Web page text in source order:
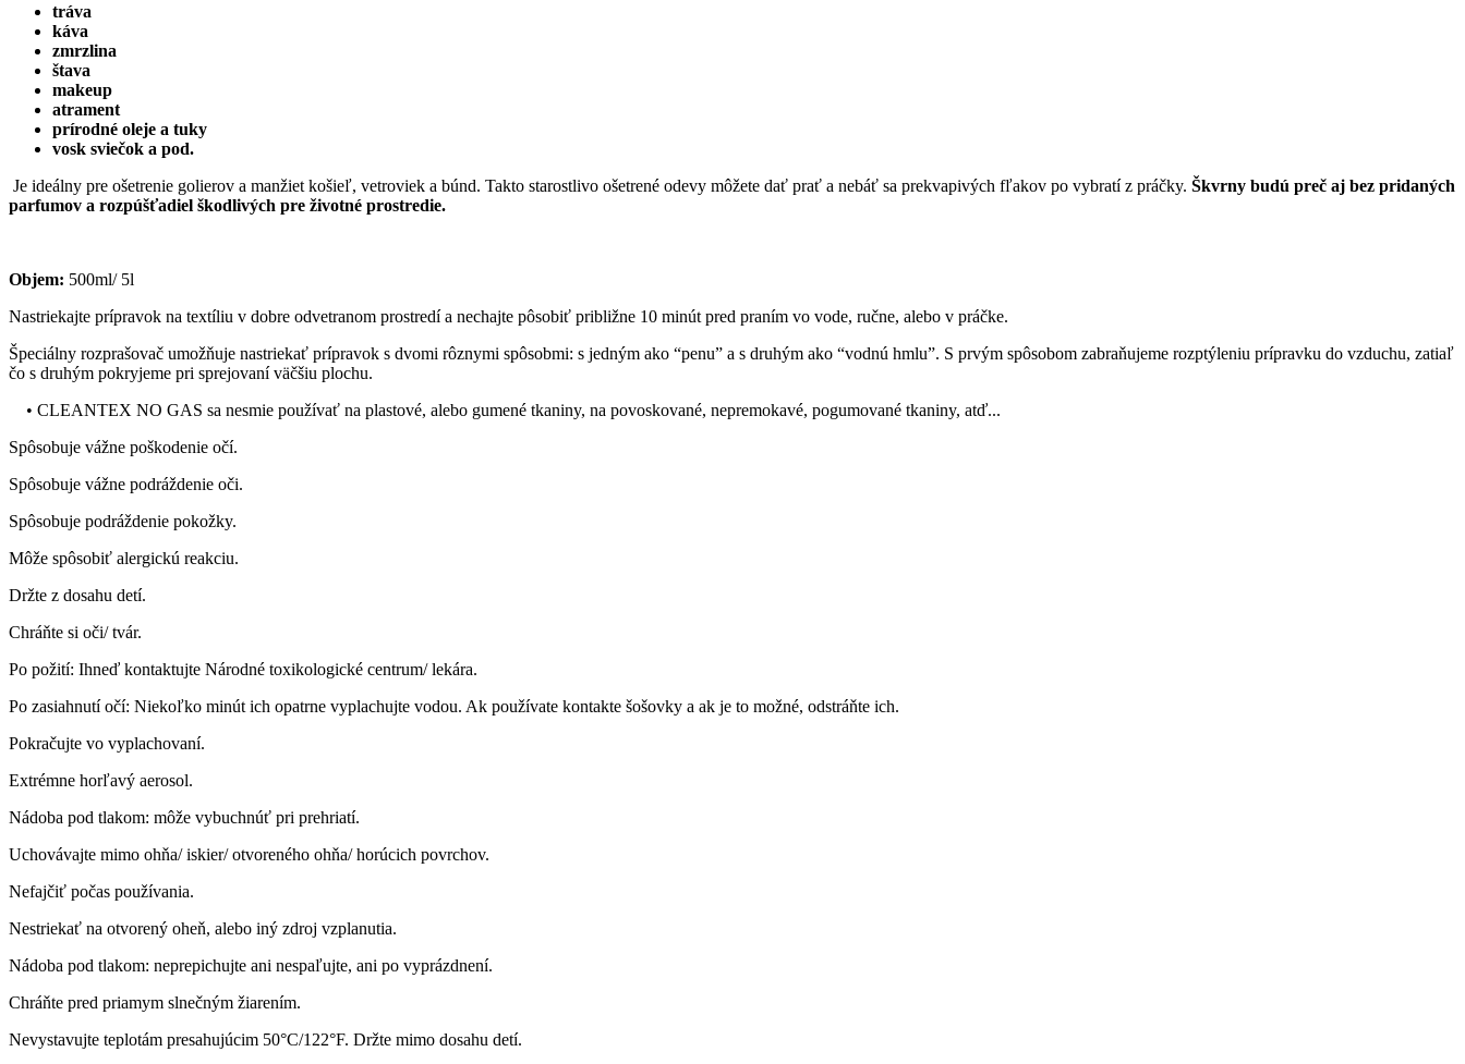
tráva
káva
zmrzlina
štava
makeup
atrament
prírodné oleje a tuky
vosk sviečok a pod.
Je ideálny pre ošetrenie golierov a manžiet košieľ, vetroviek a búnd. Takto starostlivo ošetrené odevy môžete dať prať a nebáť sa prekvapivých fľakov po vybratí z práčky. Škvrny budú preč aj bez pridaných
parfumov a rozpúšťadiel škodlivých pre životné prostredie.
Objem: 500ml/ 5l
Nastriekajte prípravok na textíliu v dobre odvetranom prostredí a nechajte pôsobiť približne 10 minút pred praním vo vode, ručne, alebo v práčke.
Špeciálny rozprašovač umožňuje nastriekať prípravok s dvomi rôznymi spôsobmi: s jedným ako “penu” a s druhým ako “vodnú hmlu”. S prvým spôsobom zabraňujeme rozptýleniu prípravku do vzduchu, zatiaľ
čo s druhým pokryjeme pri sprejovaní väčšiu plochu.
• CLEANTEX NO GAS sa nesmie používať na plastové, alebo gumené tkaniny, na povoskované, nepremokavé, pogumované tkaniny, atď...
Spôsobuje vážne poškodenie očí.
Spôsobuje vážne podráždenie oči.
Spôsobuje podráždenie pokožky.
Môže spôsobiť alergickú reakciu.
Držte z dosahu detí.
Chráňte si oči/ tvár.
Po požití: Ihneď kontaktujte Národné toxikologické centrum/ lekára.
Po zasiahnutí očí: Niekoľko minút ich opatrne vyplachujte vodou. Ak používate kontakte šošovky a ak je to možné, odstráňte ich.
Pokračujte vo vyplachovaní.
Extrémne horľavý aerosol.
Nádoba pod tlakom: môže vybuchnúť pri prehriatí.
Uchovávajte mimo ohňa/ iskier/ otvoreného ohňa/ horúcich povrchov.
Nefajčiť počas používania.
Nestriekať na otvorený oheň, alebo iný zdroj vzplanutia.
Nádoba pod tlakom: neprepichujte ani nespaľujte, ani po vyprázdnení.
Chráňte pred priamym slnečným žiarením.
Nevystavujte teplotám presahujúcim 50°C/122°F. Držte mimo dosahu detí.